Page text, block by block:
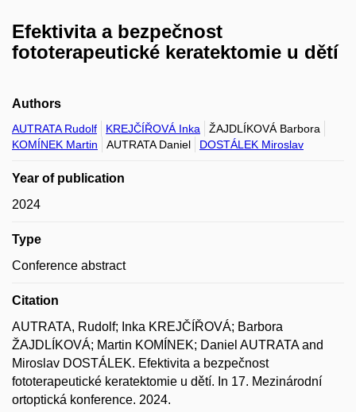
Efektivita a bezpečnost
fototerapeutické keratektomie u dětí
Authors
AUTRATA Rudolf KREJČÍŘOVÁ Inka
ŽAJDLÍKOVÁ Barbora
KOMÍNEK Martin
AUTRATA Daniel DOSTÁLEK Miroslav
Year of publication
2024
Type
Conference abstract
Citation
AUTRATA, Rudolf; Inka KREJČÍŘOVÁ; Barbora
ŽAJDLÍKOVÁ; Martin KOMÍNEK; Daniel AUTRATA and
Miroslav DOSTÁLEK. Efektivita a bezpečnost
fototerapeutické keratektomie u dětí. In 17. Mezinárodní
ortoptická konference. 2024.